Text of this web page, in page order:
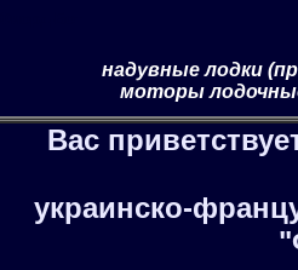
надувные лодки
моторы
Вас
украинско-